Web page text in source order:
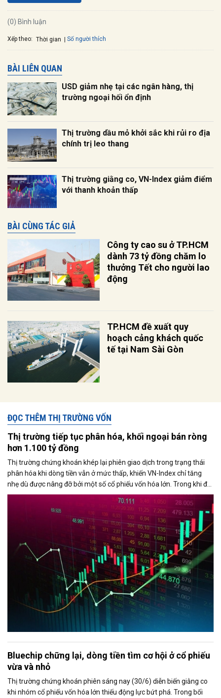
(0) Bình luận
Xếp theo: Thời gian Số người thích
BÀI LIÊN QUAN
USD giảm nhẹ tại các ngân hàng, thị
trường ngoại hối ổn định
Thị trường dầu mỏ khởi sắc khi rủi ro địa
chính trị leo thang
Thị trường giằng co, VN-Index giảm điểm
với thanh khoản thấp
BÀI CÙNG TÁC GIẢ
Công ty cao su ở TP.HCM
dành 73 tỷ đồng chăm lo
thưởng Tết cho người lao
động
TP.HCM đề xuất quy
hoạch cảng khách quốc
tế tại Nam Sài Gòn
ĐỌC THÊM THỊ TRƯỜNG VỐN
Thị trường tiếp tục phân hóa, khối ngoại bán ròng
hơn 1.100 tỷ đồng
Thị trường chứng khoán khép lại phiên giao dịch trong trạng thái
phân hóa khi dòng tiền vẫn ở mức thấp, khiến VN-Index chỉ tăng
nhẹ dù được nâng đỡ bởi một số cổ phiếu vốn hóa lớn. Trong khi đó,
áp lực bán từ khối ngoại gia tăng mạnh vào cuối phiên, với giá trị
bán ròng vượt 1.100 tỷ đồng trên sàn HoSE.
Bluechip chững lại, dòng tiền tìm cơ hội ở cổ phiếu
vừa và nhỏ
Thị trường chứng khoán phiên sáng nay (30/6) diễn biến giằng co
khi nhóm cổ phiếu vốn hóa lớn thiếu động lực bứt phá. Trong bối